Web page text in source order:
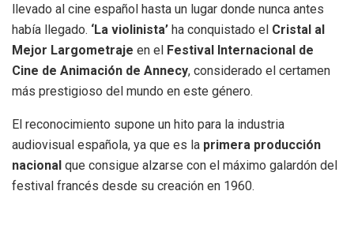
llevado al cine español hasta un lugar donde nunca antes
había llegado. ‘La violinista’ ha conquistado el Cristal al
Mejor Largometraje en el
Festival Internacional de
Cine de Animación de Annecy, considerado el certamen
más prestigioso del mundo en este género.
El reconocimiento supone un hito para la industria
audiovisual española, ya que es la primera producción
nacional que consigue alzarse con el máximo galardón del
festival francés desde su creación en 1960.